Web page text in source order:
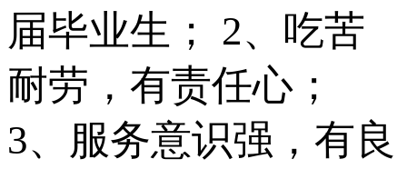
届毕业生； 2、吃苦
耐劳，有责任心；
3、服务意识强，有良